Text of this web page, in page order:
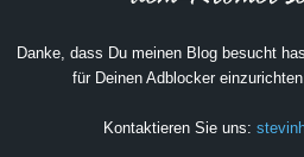
Danke, dass Du meinen Blog besucht
für Deinen Adblocker
Kontaktieren Sie uns: